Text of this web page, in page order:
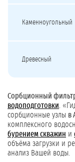
Каменноугольный
Древесный
Сорбционный
водоподготовки .
сорбционные узлы в
комплексного
бурением скважин и
объёма загрузки и
анализ Вашей воды.